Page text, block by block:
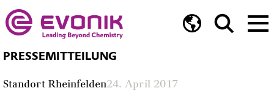
PRESSEMITTEILUNG
Standort Rheinfelden24. April 2017